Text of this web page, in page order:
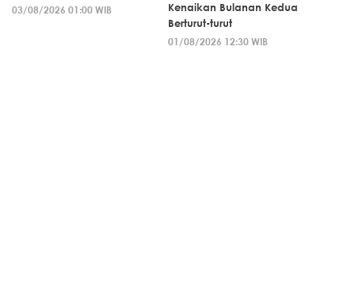
03/08/2026 01:00 WIB
Kenaikan Bulanan Kedua
Berturut-turut
01/08/2026 12:30 WIB